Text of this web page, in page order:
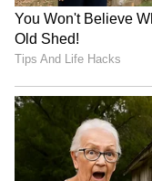
ಕನ್ನಡ ಕಿರುತೆರೆಯಲ್ಲಿ
ಕಾಣಿಸಿಕೊಂಡಿರುವ
ಪ್ರಸಾರವಾಗುವ